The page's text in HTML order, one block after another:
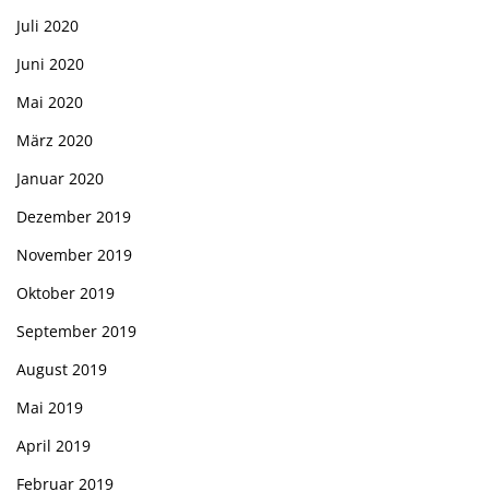
Juli 2020
Juni 2020
Mai 2020
März 2020
Januar 2020
Dezember 2019
November 2019
Oktober 2019
September 2019
August 2019
Mai 2019
April 2019
Februar 2019